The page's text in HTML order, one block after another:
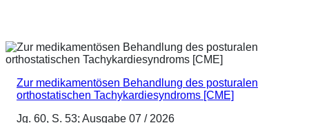
Zur medikamentösen Behandlung des posturalen
orthostatischen Tachykardiesyndroms [CME]
Jg. 60, S. 53; Ausgabe 07 / 2026